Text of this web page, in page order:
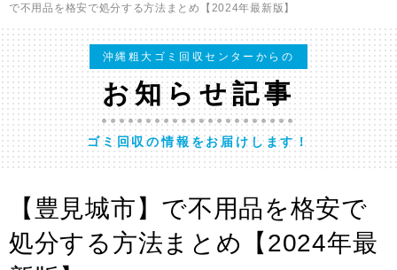
で不用品を格安で処分する方法まとめ【2024年最新版】
沖縄粗大ゴミ回収センターからの
お知らせ記事
ゴミ回収の情報をお届けします！
【豊見城市】で不用品を格安で
処分する方法まとめ【2024年最